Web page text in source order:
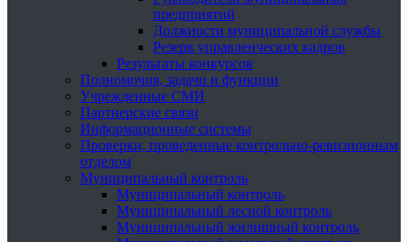
предприятий
Должности муниципальной службы
Резерв управленческих кадров
Результаты конкурсов
Полномочия, задачи и функции
Учрежденные СМИ
Партнерские связи
Информационные системы
Проверки, проведенные контрольно-ревизионным
отделом
Муниципальный контроль
Муниципальный контроль
Муниципальный лесной контроль
Муниципальный жилищный контроль